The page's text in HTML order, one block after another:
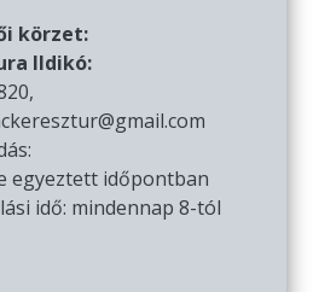
körzet:
Ildikó:
egyeztett időpontban
idő: mindennap 8-tól